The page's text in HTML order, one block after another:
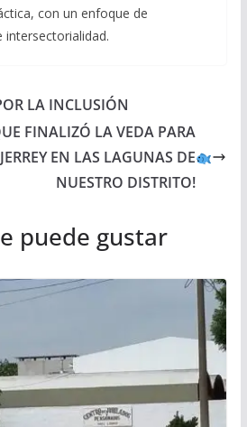
con un enfoque de
intersectorialidad.
LA INCLUSIÓN
FINALIZÓ LA VEDA PARA
EN LAS LAGUNAS DE
NUESTRO DISTRITO!
puede gustar